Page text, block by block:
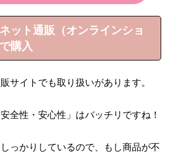
ット通販（オンラインショ
購入
サイトでも取り扱いがあります。
全性・安心性」はバッチリですね！
っかりしているので、もし商品が不